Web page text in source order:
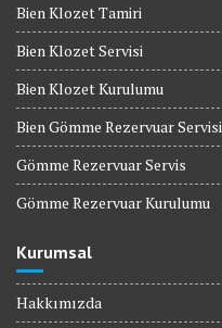
Bien Klozet Tamiri
Bien Klozet Servisi
Bien Klozet Kurulumu
Bien Gömme Rezervuar Servisi
Gömme Rezervuar Servis
Gömme Rezervuar Kurulumu
Kurumsal
Hakkımızda